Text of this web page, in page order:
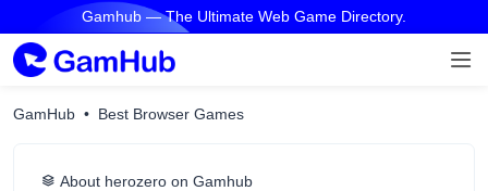
Gamhub — The Ultimate Web Game Directory.
GamHub Best Browser Games
About herozero on Gamhub